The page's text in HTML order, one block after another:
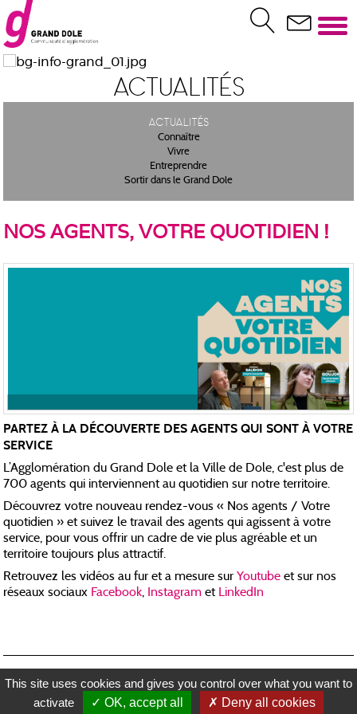
Actualités
Actualités
Connaître
Vivre
Entreprendre
Sortir dans le Grand Dole
NOS AGENTS, VOTRE QUOTIDIEN !
PARTEZ À LA DÉCOUVERTE DES AGENTS QUI SONT À VOTRE
SERVICE
L’Agglomération du Grand Dole et la Ville de Dole, c'est plus de
700 agents qui interviennent au quotidien sur notre territoire.
Découvrez votre nouveau rendez-vous « Nos agents / Votre
quotidien » et suivez le travail des agents qui agissent à votre
service, pour vous offrir un cadre de vie plus agréable et un
territoire toujours plus attractif.
Retrouvez les vidéos au fur et a mesure surYoutubeet sur nos
réseaux sociaux Facebook, Instagramet LinkedIn
RÉALISATION KOREDGE
This site uses cookies and gives you control over what you want to
activate
OK, accept all Deny all cookies